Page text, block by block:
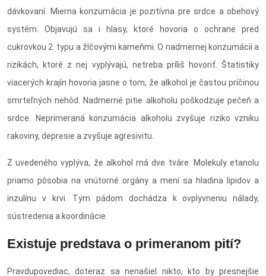
dávkovaní. Mierna konzumácia je pozitívna pre srdce a obehový
systém. Objavujú sa i hlasy, ktoré hovoria o ochrane pred
cukrovkou 2. typu a žlčovými kameňmi. O nadmernej konzumácii a
rizikách, ktoré z nej vyplývajú, netreba príliš hovoriť. Štatistiky
viacerých krajín hovoria jasne o tom, že alkohol je častou príčinou
smrteľných nehôd. Nadmerné pitie alkoholu poškodzuje pečeň a
srdce. Neprimeraná konzumácia alkoholu zvyšuje riziko vzniku
rakoviny, depresie a zvyšuje agresivitu.
Z uvedeného vyplýva, že alkohol má dve tváre. Molekuly etanolu
priamo pôsobia na vnútorné orgány a mení sa hladina lipidov a
inzulínu v krvi. Tým pádom dochádza k ovplyvneniu nálady,
sústredenia a koordinácie.
Existuje predstava o primeranom pití?
Pravdupovediac, doteraz sa nenašiel nikto, kto by presnejšie